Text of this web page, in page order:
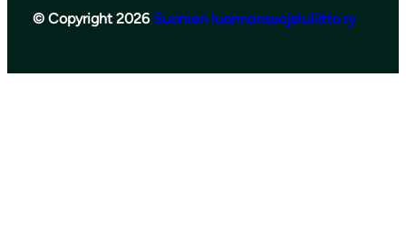
© Copyright 2026 Suomen luonnonsuojeluliitto ry